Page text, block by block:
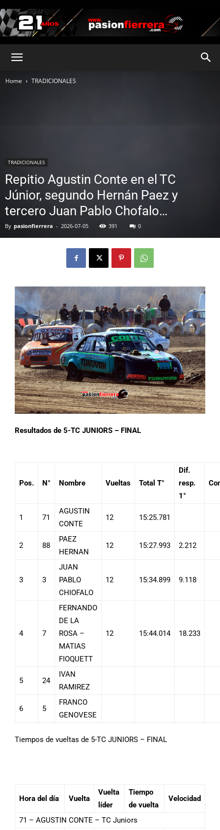
Home TRADICIONALES
TRADICIONALES
Repitio Agustin Conte en el TC
Júnior, segundo Hernán Paez y
tercero Juan Pablo Chofalo…
By pasionfierrera - 2026-07-05 391 0
Resultados de 5-TC JUNIORS – FINAL
Pos. N° Nombre Vueltas Total T°
Dif.
resp.
1°
1 71
AGUSTIN
CONTE
12 15:25.781
2 88
PAEZ
HERNAN
12 15:27.993 2.212
3 3
JUAN
PABLO
CHIOFALO
12 15:34.899 9.118
4 7
FERNANDO
DE LA
ROSA –
MATIAS
FIOQUETT
12 15:44.014 18.233
5 24
IVAN
RAMIREZ
6 5
FRANCO
GENOVESE
Tiempos de vueltas de 5-TC JUNIORS – FINAL
Hora del día Vuelta
Vuelta
líder
Tiempo
de vuelta
Velocidad
71 – AGUSTIN CONTE – TC Juniors